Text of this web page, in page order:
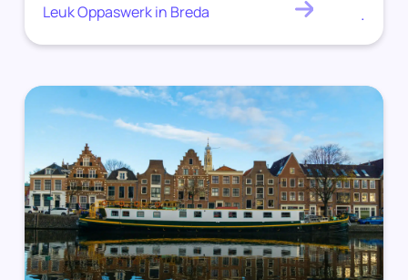
Leuk Oppaswerk in Breda .